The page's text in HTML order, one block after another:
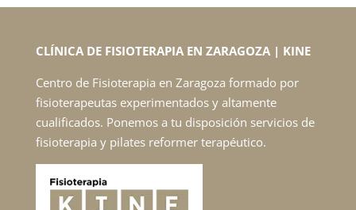
CLÍNICA DE FISIOTERAPIA EN ZARAGOZA | KINE
Centro de Fisioterapia en Zaragoza formado por
fisioterapeutas experimentados y altamente
cualificados. Ponemos a tu disposición servicios de
fisioterapia y pilates reformer terapéutico.